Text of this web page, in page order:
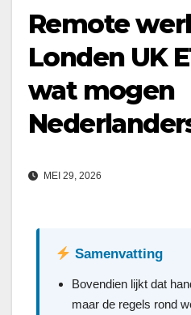
Remote
Londen UK
wat mogen
MEI 29, 2026
Samenvatting
Bovendien lijkt dat
maar de regels rond